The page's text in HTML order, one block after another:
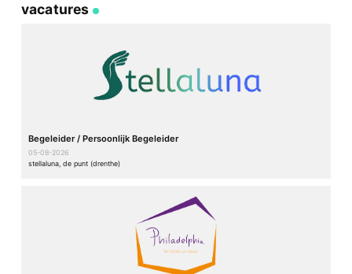
vacatures
Begeleider / Persoonlijk Begeleider
05-08-2026
stellaluna, de punt (drenthe)